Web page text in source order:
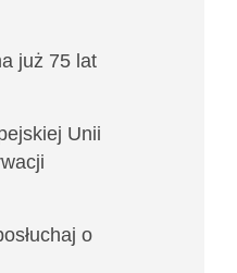
już 75 lat
Unii
o